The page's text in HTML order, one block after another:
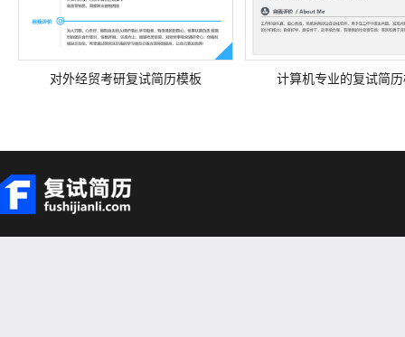
对外经贸考研复试简历模板 计算机专业的复试简